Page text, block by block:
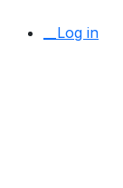
__Log in